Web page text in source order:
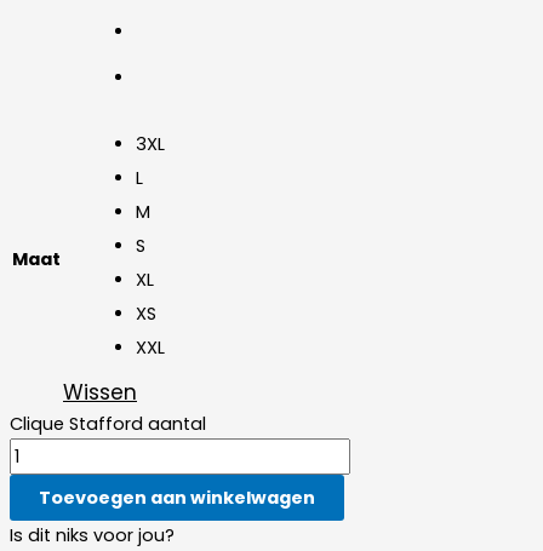
Maat
3XL
L
M
S
XL
XS
XXL
Wissen
Clique Stafford aantal
Toevoegen aan winkelwagen
Is dit niks voor jou?